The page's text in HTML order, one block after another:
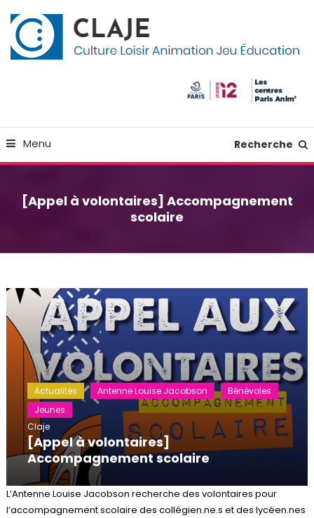
To
Content
Menu Recherche
[Appel à volontaires] Accompagnement
scolaire
Actualités Antenne Louise Jacobson
Bénévoles
Jeunes
Claje
[Appel à volontaires]
Accompagnement scolaire
L’Antenne Louise Jacobson recherche des volontaires pour
l’accompagnement scolaire des collégien.ne.s et des lycéen.nes